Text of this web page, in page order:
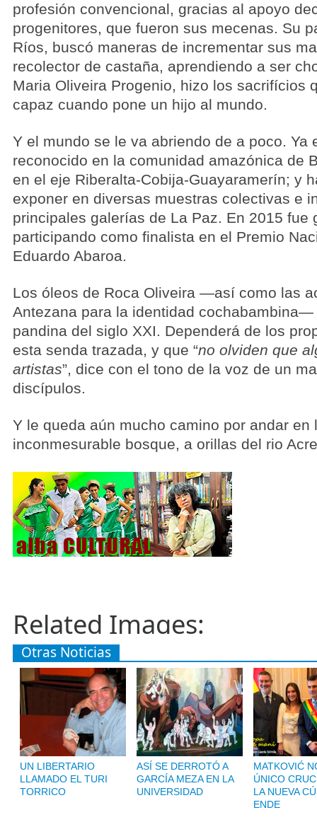
profesión convencional, gracias al apoyo
progenitores, que fueron sus mecenas. Su
Ríos, buscó maneras de incrementar sus
recolector de castaña, aprendiendo a ser
Maria Oliveira Progenio, hizo los sacrifícios
capaz cuando pone un hijo al mundo.
Y el mundo se le va abriendo de a poco. Ya
reconocido en la comunidad amazónica de
en el eje Riberalta-Cobija-Guayaramerín; y
exponer en diversas muestras colectivas e
principales galerías de La Paz. En 2015 fue
participando como finalista en el Premio
Eduardo Abaroa.
Los óleos de Roca Oliveira —así como las
Antezana para la identidad
pandina del siglo XXI. Dependerá de los
esta senda trazada, y que “no olviden que
artistas”, dice con el tono de la voz de un
discípulos.
Y le queda aún mucho camino por andar en
inconmesurable bosque, a orillas del rio
Related Images:
Otras Noticias
UN LIBERTARIO
LLAMADO EL TURI
TORRICO
ASÍ SE DERROTÓ A
GARCÍA MEZA EN LA
UNIVERSIDAD
MATKOVIĆ
ÚNICO
LA NUEVA
ENDE